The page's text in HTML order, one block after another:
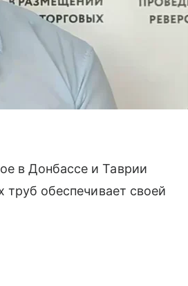
в Донбассе и Таврии
труб обеспечивает своей